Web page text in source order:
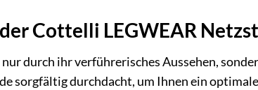
Cottelli LEGWEAR
durch ihr verführerisches Aussehen,
sorgfältig durchdacht, um Ihnen ein